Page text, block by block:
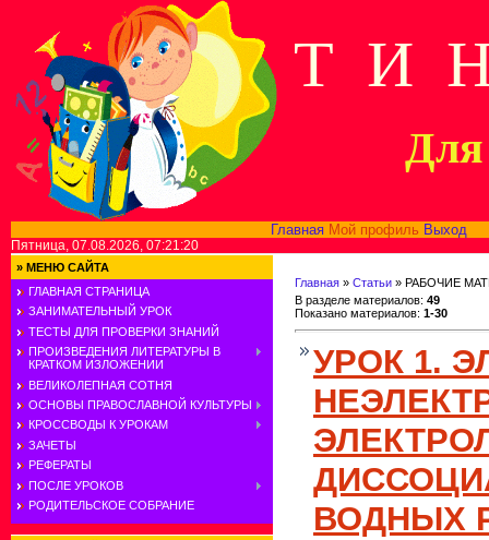
Т И
Для
Главная Мой профиль Выход
Пятница, 07.08.2026, 07:21:20
» МЕНЮ САЙТА
ГЛАВНАЯ СТРАНИЦА
ЗАНИМАТЕЛЬНЫЙ УРОК
ТЕСТЫ ДЛЯ ПРОВЕРКИ ЗНАНИЙ
ПРОИЗВЕДЕНИЯ ЛИТЕРАТУРЫ В
КРАТКОМ ИЗЛОЖЕНИИ
ВЕЛИКОЛЕПНАЯ СОТНЯ
ОСНОВЫ ПРАВОСЛАВНОЙ КУЛЬТУРЫ
КРОССВОДЫ К УРОКАМ
ЗАЧЕТЫ
РЕФЕРАТЫ
ПОСЛЕ УРОКОВ
РОДИТЕЛЬСКОЕ СОБРАНИЕ
Главная » Статьи » РАБОЧИЕ
В разделе материалов: 49
Показано материалов: 1-30
УРОК 1.
ВОДНЫХ